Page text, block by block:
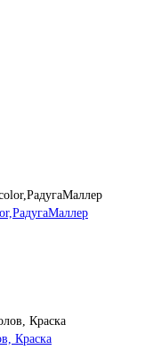
Краска